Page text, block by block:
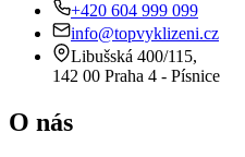
+420 604 999 099
info@topvyklizeni.cz
Libušská 400/115,
142 00 Praha 4 - Písnice
O nás